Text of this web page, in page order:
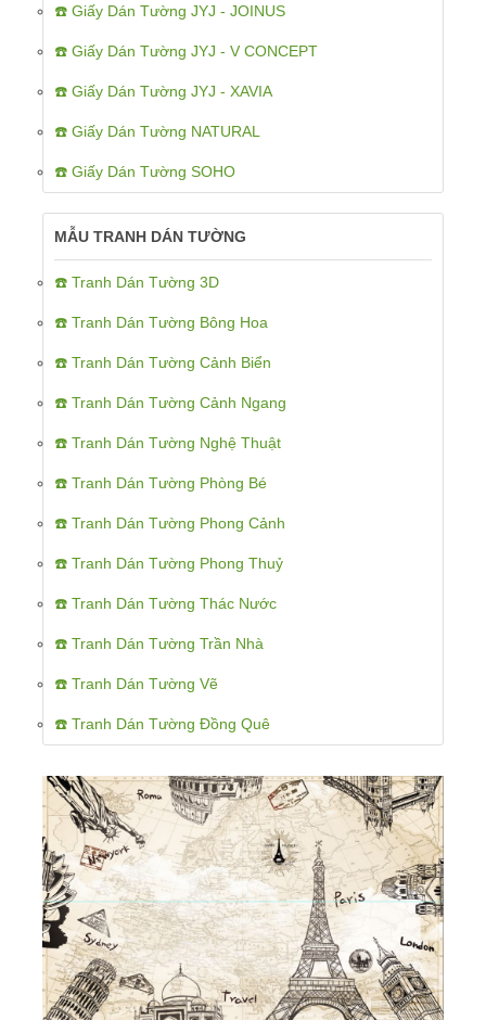
☎️ Giấy Dán Tường JYJ - JOINUS
☎️ Giấy Dán Tường JYJ - V CONCEPT
☎️ Giấy Dán Tường JYJ - XAVIA
☎️ Giấy Dán Tường NATURAL
☎️ Giấy Dán Tường SOHO
MẪU TRANH DÁN TƯỜNG
☎️ Tranh Dán Tường 3D
☎️ Tranh Dán Tường Bông Hoa
☎️ Tranh Dán Tường Cảnh Biển
☎️ Tranh Dán Tường Cảnh Ngang
☎️ Tranh Dán Tường Nghệ Thuật
☎️ Tranh Dán Tường Phòng Bé
☎️ Tranh Dán Tường Phong Cảnh
☎️ Tranh Dán Tường Phong Thuỷ
☎️ Tranh Dán Tường Thác Nước
☎️ Tranh Dán Tường Trần Nhà
☎️ Tranh Dán Tường Vẽ
☎️ Tranh Dán Tường Đồng Quê